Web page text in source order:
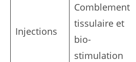
Injections
Comblement
tissulaire et
bio-
stimulation